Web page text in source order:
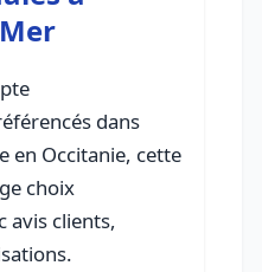
dans
en Occitanie, cette
choix
avis clients,